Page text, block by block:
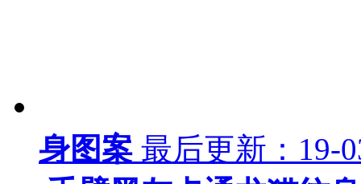
身图案 最后更新：19-